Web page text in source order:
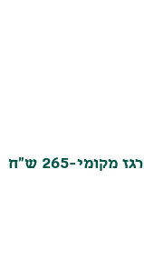
מארז ארגז מקומי-265 ש"ח